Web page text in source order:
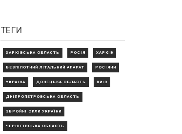
ТЕГИ
ХАРКІВСЬКА ОБЛАСТЬ РОСІЯ ХАРКІВ
БЕЗПІЛОТНИЙ ЛІТАЛЬНИЙ АПАРАТ РОСІЯНИ
УКРАЇНА ДОНЕЦЬКА ОБЛАСТЬ КИЇВ
ДНІПРОПЕТРОВСЬКА ОБЛАСТЬ
ЗБРОЙНІ СИЛИ УКРАЇНИ
ЧЕРНІГІВСЬКА ОБЛАСТЬ